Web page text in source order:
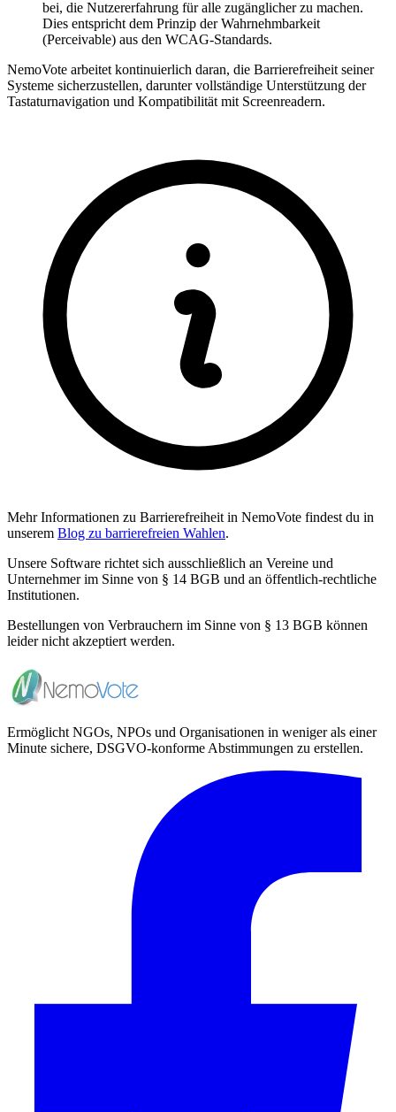
bei, die Nutzererfahrung für alle zugänglicher zu machen.
Dies entspricht dem Prinzip der Wahrnehmbarkeit
(Perceivable) aus den WCAG-Standards.
NemoVote arbeitet kontinuierlich daran, die Barrierefreiheit seiner
Systeme sicherzustellen, darunter vollständige Unterstützung der
Tastaturnavigation und Kompatibilität mit Screenreadern.
Mehr Informationen zu Barrierefreiheit in NemoVote findest du in
unserem Blog zu barrierefreien Wahlen.
Unsere Software richtet sich ausschließlich an Vereine und
Unternehmer im Sinne von § 14 BGB und an öffentlich-rechtliche
Institutionen.
Bestellungen von Verbrauchern im Sinne von § 13 BGB können
leider nicht akzeptiert werden.
Ermöglicht NGOs, NPOs und Organisationen in weniger als einer
Minute sichere, DSGVO-konforme Abstimmungen zu erstellen.